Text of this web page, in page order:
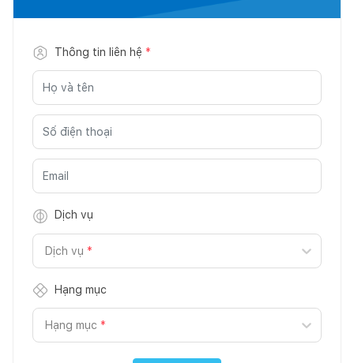
Thông tin liên hệ *
Dịch vụ
Dịch vụ *
Hạng mục
Hạng mục *